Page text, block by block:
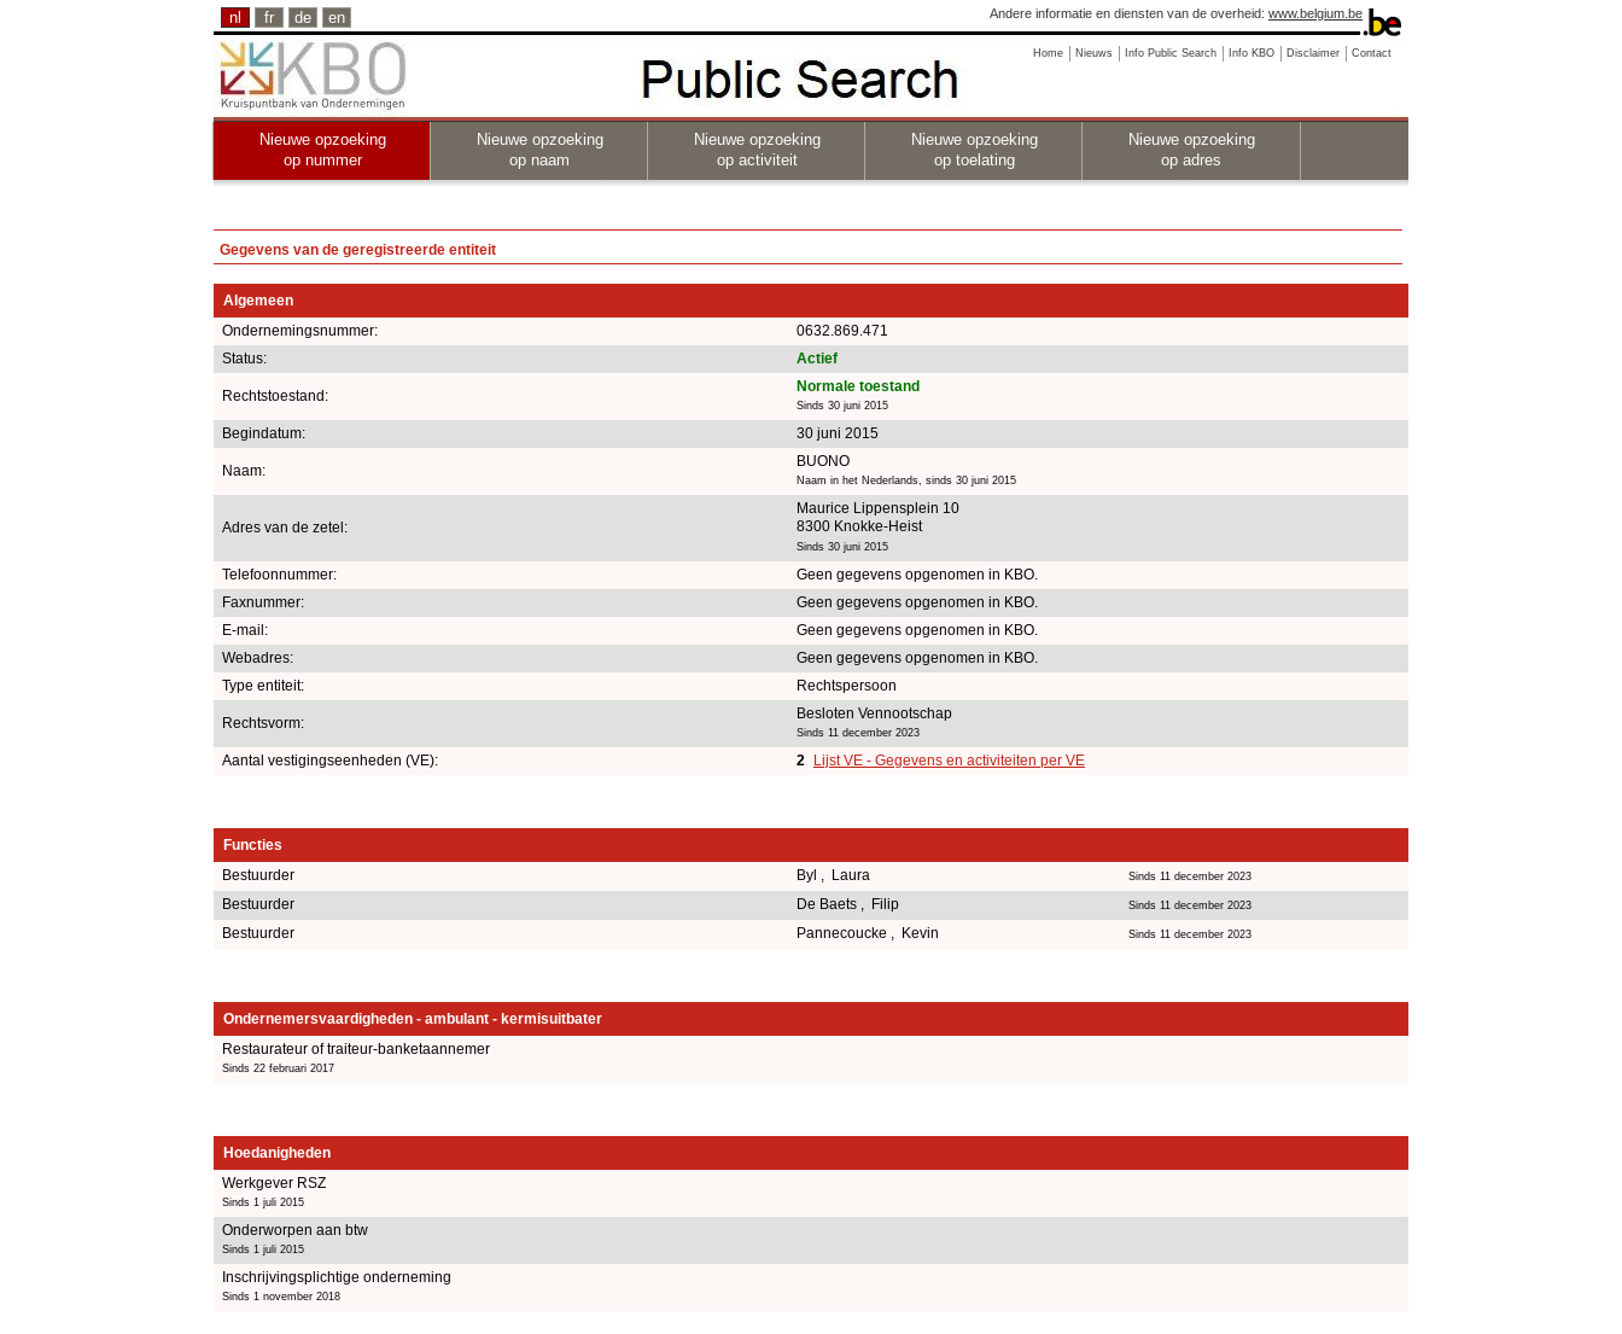
nl fr de en Andere informatie en diensten van de overheid: www.belgium.be
Home Nieuws Info Public Search Info KBO Disclaimer Contact
Nieuwe opzoeking
op nummer
Nieuwe opzoeking
op naam
Nieuwe opzoeking
op activiteit
Nieuwe opzoeking
op toelating
Nieuwe opzoeking
op adres
Gegevens van de geregistreerde entiteit
Algemeen
Ondernemingsnummer:
0632.869.471
Status:
Actief
Rechtstoestand:
Normale toestand
Sinds 30 juni 2015
Begindatum: 30 juni 2015
Naam:
BUONO
Naam in het Nederlands, sinds 30 juni 2015
Adres van de zetel:
Maurice Lippensplein 10
8300 Knokke-Heist
Sinds 30 juni 2015
Telefoonnummer:
Geen gegevens opgenomen in KBO.
Faxnummer:
Geen gegevens opgenomen in KBO.
E-mail:
Geen gegevens opgenomen in KBO.
Webadres:
Geen gegevens opgenomen in KBO.
Type entiteit:
Rechtspersoon
Rechtsvorm:
Besloten Vennootschap
Sinds 11 december 2023
Aantal vestigingseenheden (VE): 2 Lijst VE - Gegevens en activiteiten per VE
Functies
Bestuurder
Byl , Laura Sinds 11 december 2023
Bestuurder De Baets , Filip Sinds 11 december 2023
Bestuurder Pannecoucke , Kevin Sinds 11 december 2023
Ondernemersvaardigheden - ambulant - kermisuitbater
Restaurateur of traiteur-banketaannemer
Sinds 22 februari 2017
Hoedanigheden
Werkgever RSZ
Sinds 1 juli 2015
Onderworpen aan btw
Sinds 1 juli 2015
Inschrijvingsplichtige onderneming
Sinds 1 november 2018